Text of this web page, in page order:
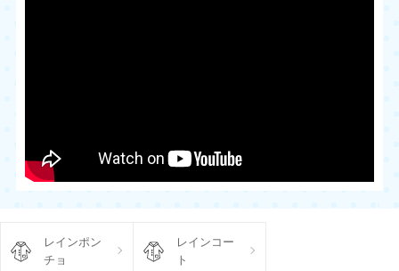
レインポン
チョ
レインコー
ト